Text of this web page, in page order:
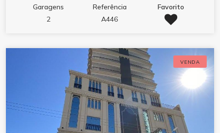
Garagens
2
Referência
A446
Favorito
VENDA